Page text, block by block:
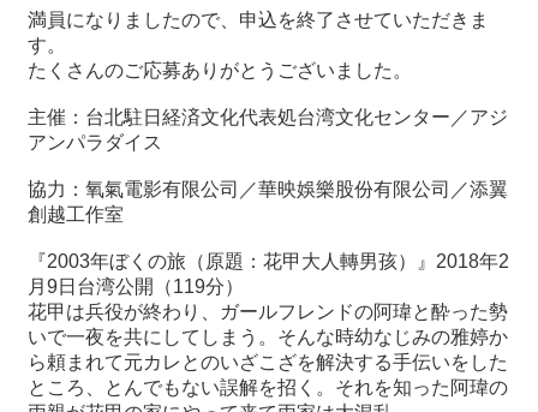
イ
ト
マ
プ
満員になりましたので、申込を終了させていただきま
す。
たくさんのご応募ありがとうございました。
主催：台北駐日経済文化代表処台湾文化センター／アジ
アンパラダイス
協力：氧氣電影有限公司／華映娛樂股份有限公司／添翼
創越工作室
『2003年ぼくの旅（原題：花甲大人轉男孩）』 2018年2
月 9日台湾公開（119分）
花甲は兵役が終わり、ガールフレンドの阿瑋と酔った勢
いで一夜を共にしてしまう。そんな時幼なじみの雅婷か
ら頼まれて元カレとのいざこざを解決する手伝いをした
ところ、とんでもない誤解を招く。それを知った阿瑋の